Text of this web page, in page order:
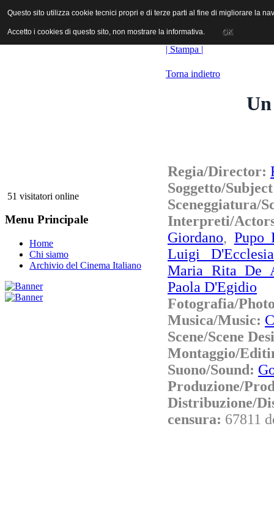
ANICA | Associazione Nazionale Industrie Cinematografiche
51 visitatori online
Menu Principale
Home
Chi siamo
Archivio del Cinema Italiano
| Stampa |
Torna indietro
Regia/Director:
Soggetto/
Sceneggiatura/
Interpreti/
Giordano, Pupo
Luigi D'Ecclesia
Maria Rita De
Paola D'Egidio
Fotografia/
Musica/Music:
Scene/Scene
Montaggio/
Suono/Sound:
Produzione/
Distribuzione/
censura: 67811
Questo sito utilizza cookie tecnici propri e di terze parti al fine di migliorare la
Accetto i cookies di questo sito, non mostrare la informativa. OK
Questo sito utilizza cookie tecnici propri e di terze parti al fine di migliorare la
Accetto i cookies di questo sito, non mostrare la informativa. OK